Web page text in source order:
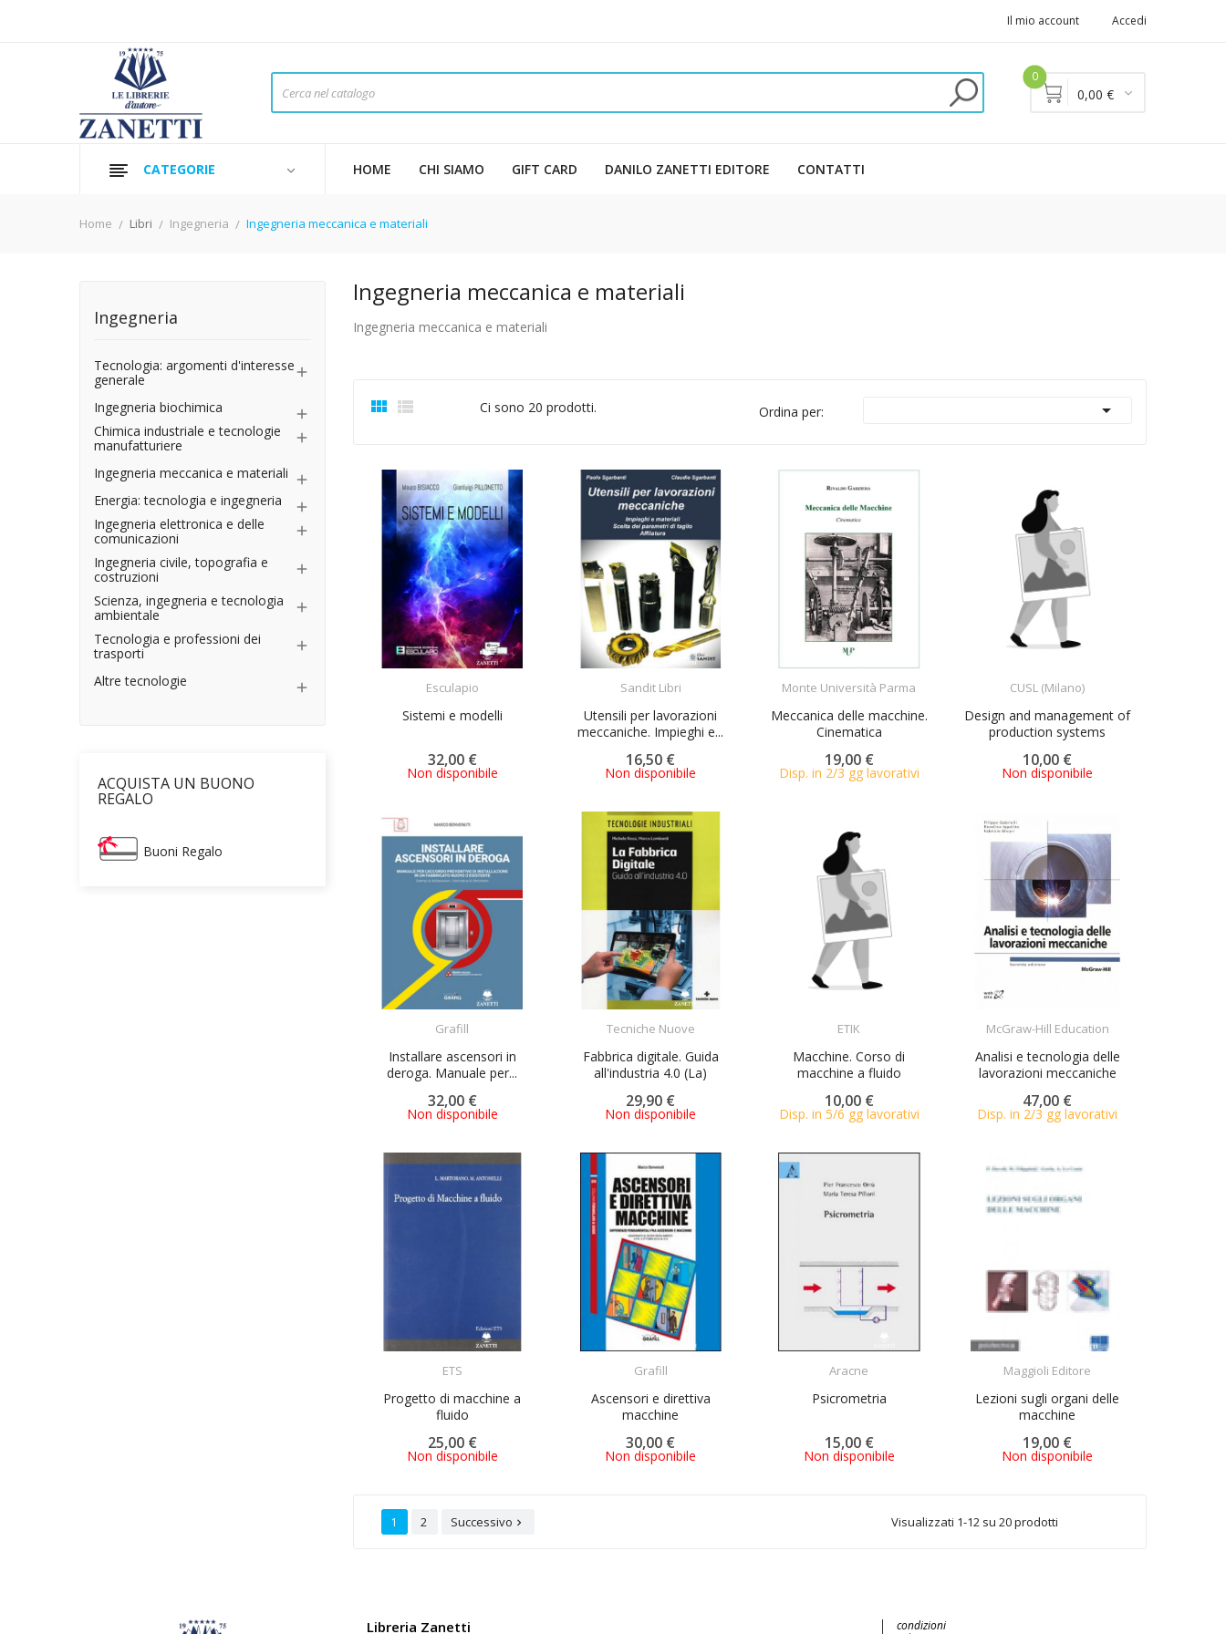
Il mio account Accedi
0
0,00 €
CATEGORIE HOME CHI SIAMO GIFT CARD DANILO ZANETTI EDITORE CONTATTI
Home Libri Ingegneria Ingegneria meccanica e materiali
Ingegneria
Tecnologia: argomenti d'interesse
generale

Ingegneria biochimica 
Chimica industriale e tecnologie
manufatturiere

Ingegneria meccanica e materiali 
Energia: tecnologia e ingegneria 
Ingegneria elettronica e delle
comunicazioni

Ingegneria civile, topografia e
costruzioni

Scienza, ingegneria e tecnologia
ambientale

Tecnologia e professioni dei
trasporti

Altre tecnologie 
ACQUISTA UN BUONO
REGALO
Buoni Regalo
Ingegneria meccanica e materiali
Ingegneria meccanica e materiali
  Ci sono 20 prodotti. Ordina per: 
Esculapio
Sistemi e modelli
32,00 €
Non disponibile
Sandit Libri
Utensili per lavorazioni
meccaniche. Impieghi e...
16,50 €
Non disponibile
Monte Università Parma
Meccanica delle macchine.
Cinematica
19,00 €
Disp. in 2/3 gg lavorativi
CUSL (Milano)
Design and management of
production systems
10,00 €
Non disponibile
Grafill
Installare ascensori in
deroga. Manuale per...
32,00 €
Non disponibile
Tecniche Nuove
Fabbrica digitale. Guida
all'industria 4.0 (La)
29,90 €
Non disponibile
ETIK
Macchine. Corso di
macchine a fluido
10,00 €
Disp. in 5/6 gg lavorativi
McGraw-Hill Education
Analisi e tecnologia delle
lavorazioni meccaniche
47,00 €
Disp. in 2/3 gg lavorativi
ETS
Progetto di macchine a
fluido
25,00 €
Non disponibile
Grafill
Ascensori e direttiva
macchine
30,00 €
Non disponibile
Aracne
Psicrometria
15,00 €
Non disponibile
Maggioli Editore
Lezioni sugli organi delle
macchine
19,00 €
Non disponibile
1 2 Successivo  Visualizzati 1-12 su 20 prodotti
Libreria Zanetti
condizioni